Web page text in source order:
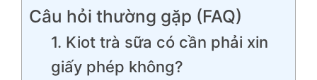
Câu hỏi thường gặp (FAQ)
1. Kiot trà sữa có cần phải xin
giấy phép không?